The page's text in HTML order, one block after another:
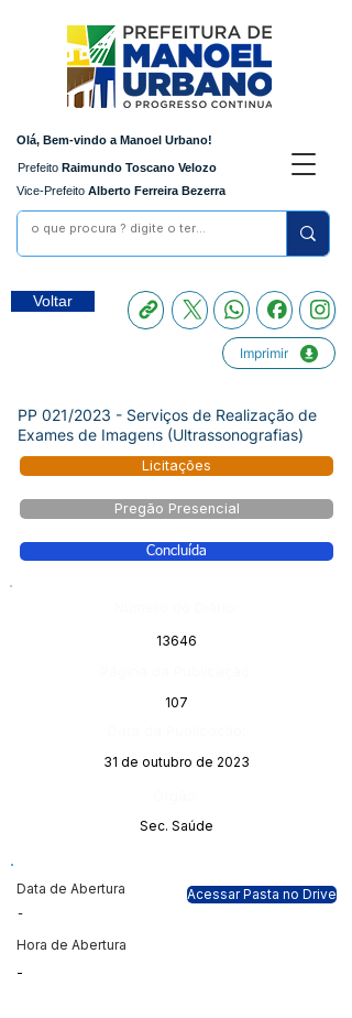
Olá, Bem-vindo a Manoel Urbano!
Prefeito Raimundo Toscano Velozo
Vice-Prefeito Alberto Ferreira Bezerra
Voltar
Imprimir
PP 021/2023 - Serviços de Realização de
Exames de Imagens (Ultrassonografias)
Licitações
Pregão Presencial
Concluída
13646
107
31 de outubro de 2023
Sec. Saúde
Data de Abertura
-
Hora de Abertura
-
Acessar Pasta no Drive